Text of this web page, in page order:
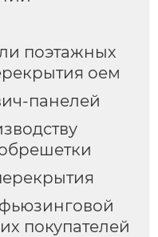
поэтажных
оем
панелей
покупателей